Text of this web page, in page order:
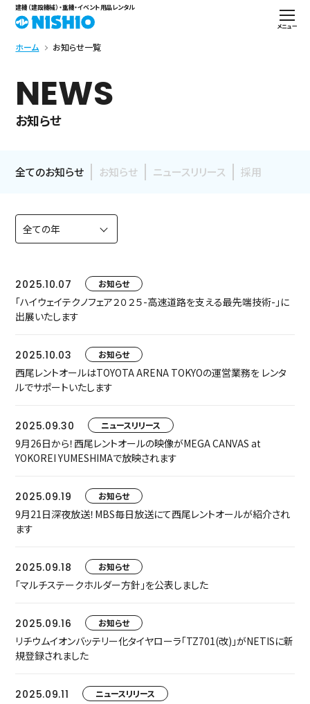
建機（建設機械）・重機・イベント用品レンタル
メニュー
ホーム お知らせ一覧
NEWS
お知らせ
全てのお知らせ お知らせ ニュースリリース 採用
2025.10.07 お知らせ
「ハイウェイテクノフェア２０２５-高速道路を支える最先端技術-」に
出展いたします
2025.10.03 お知らせ
西尾レントオールはTOYOTA ARENA TOKYOの運営業務を レンタ
ルでサポートいたします
2025.09.30 ニュースリリース
9月26日から！西尾レントオールの映像がMEGA CANVAS at
YOKOREI YUMESHIMAで放映されます
2025.09.19 お知らせ
9月21日深夜放送！MBS毎日放送にて西尾レントオールが紹介され
ます
2025.09.18 お知らせ
「マルチステークホルダー方針」を公表しました
2025.09.16 お知らせ
リチウムイオンバッテリー化タイヤローラ「TZ701(改)」がNETISに新
規登録されました
2025.09.11 ニュースリリース